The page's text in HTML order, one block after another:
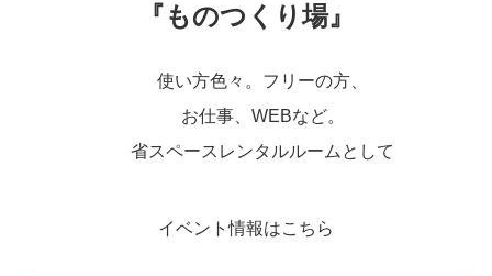
『ものつくり場』
使い方色々。フリーの方、
お仕事、WEBなど。
省スペースレンタルルームとして
イベント情報はこちら